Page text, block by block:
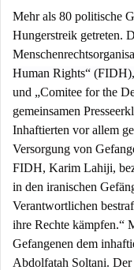
Mehr als 80 politische
Hungerstreik getreten.
Human Rights“
und „Comitee for the
gemeinsamen
Inhaftierten vor allem
Versorgung von
FIDH, Karim Lahiji,
in den iranischen
Verantwortlichen
ihre Rechte kämpfen.“
Gefangenen dem
Abdolfatah Soltani.